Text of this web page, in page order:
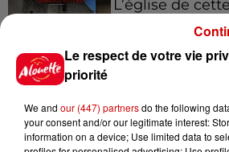
L’église de
cambriolée,
Incendies
Sèvres et en
un...
Le respect de votre vie
priorité
We and our (447) partnersdo the following
your consent and/or our legitimate interest:
information on a device; Use limited data to